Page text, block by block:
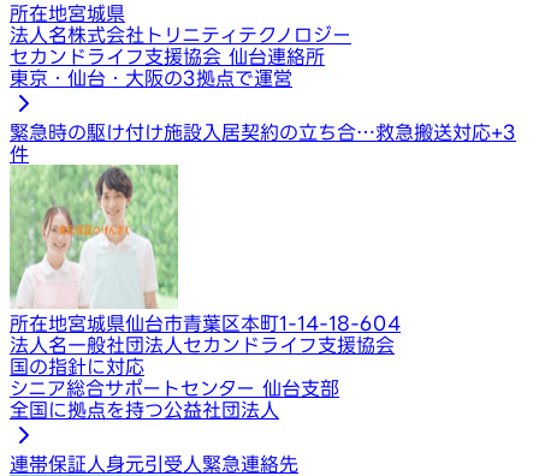
所在地宮城県
法人名株式会社トリニティテクノロジー
セカンドライフ支援協会 仙台連絡所
東京・仙台・大阪の3拠点で運営
緊急時の駆け付け施設入居契約の立ち合…救急搬送対応+3
件
所在地宮城県仙台市青葉区本町1-14-18-604
法人名一般社団法人セカンドライフ支援協会
国の指針に対応
シニア総合サポートセンター 仙台支部
全国に拠点を持つ公益社団法人
連帯保証人身元引受人緊急連絡先